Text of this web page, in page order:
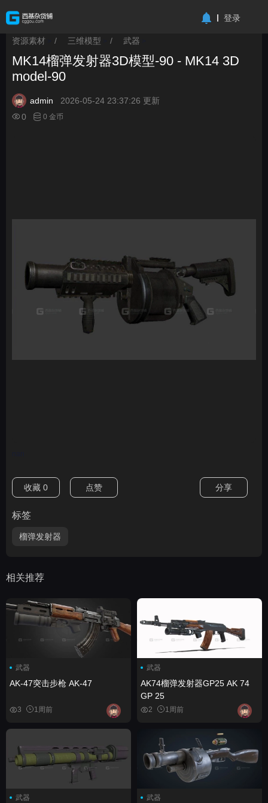
登录
资源素材 / 三维模型 / 武器
MK14榴弹发射器3D模型-90 - MK14 3D
model-90
admin
2026-05-24 23:37:26 更新
0
0 金币
收藏 0 点赞 分享
标签
榴弹发射器
相关推荐
武器
AK-47突击步枪 AK-47
3 1周前
武器
AK74榴弹发射器GP25 AK 74
GP 25
2 1周前
武器 武器